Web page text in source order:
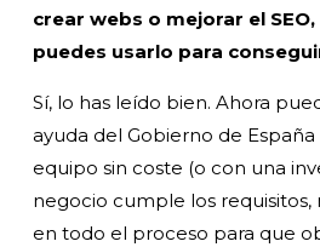
crear webs o mejorar el
puedes usarlo para
Sí, lo has leído bien. Ahora
ayuda del Gobierno de
equipo sin coste (o con una
negocio cumple los requisitos,
en todo el proceso para que